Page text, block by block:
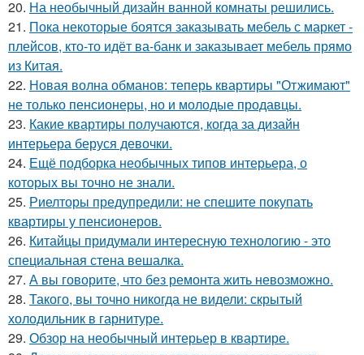
20. На необычный дизайн ванной комнаты решились.
21. Пока некоторые боятся заказывать мебель с маркет -
плейсов, кто-то идёт ва-банк и заказывает мебель прямо
из Китая.
22. Новая волна обманов: теперь квартиры "Отжимают"
не только пенсионеры, но и молодые продавцы.
23. Какие квартиры получаются, когда за дизайн
интерьера беруся девочки.
24. Ещё подборка необычных типов интерьера, о
которых вы точно не знали.
25. Риелторы предупредили: не спешите покупать
квартиры у пенсионеров.
26. Китайцы придумали интересную технологию - это
специальная стена вешалка.
27. А вы говорите, что без ремонта жить невозможно.
28. Такого, вы точно никогда не видели: скрытый
холодильник в гарнитуре.
29. Обзор на необычный интерьер в квартире.